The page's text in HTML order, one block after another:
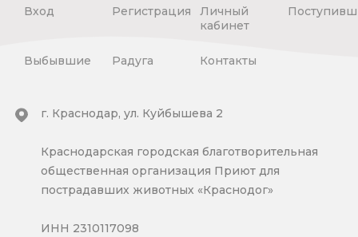
Вход Регистрация
Личный
кабинет
Выбывшие Радуга Контакты
г. Краснодар, ул. Куйбышева 2
Краснодарская городская благотворительная
общественная организация Приют для
пострадавших животных «Краснодог»
ИНН 2310117098